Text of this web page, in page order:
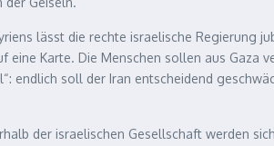
lässt die rechte israelische Regierung
Karte. Die Menschen sollen aus Gaza
endlich soll der Iran entscheidend
der israelischen Gesellschaft werden